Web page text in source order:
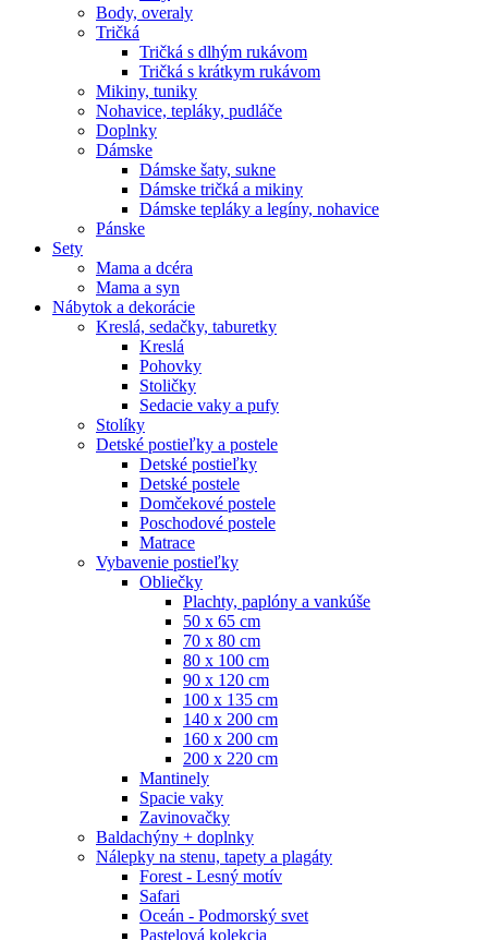
Body, overaly
Tričká
Tričká s dlhým rukávom
Tričká s krátkym rukávom
Mikiny, tuniky
Nohavice, tepláky, pudláče
Doplnky
Dámske
Dámske šaty, sukne
Dámske tričká a mikiny
Dámske tepláky a legíny, nohavice
Pánske
Sety
Mama a dcéra
Mama a syn
Nábytok a dekorácie
Kreslá, sedačky, taburetky
Kreslá
Pohovky
Stoličky
Sedacie vaky a pufy
Stolíky
Detské postieľky a postele
Detské postieľky
Detské postele
Domčekové postele
Poschodové postele
Matrace
Vybavenie postieľky
Obliečky
Plachty, paplóny a vankúše
50 x 65 cm
70 x 80 cm
80 x 100 cm
90 x 120 cm
100 x 135 cm
140 x 200 cm
160 x 200 cm
200 x 220 cm
Mantinely
Spacie vaky
Zavinovačky
Baldachýny + doplnky
Nálepky na stenu, tapety a plagáty
Forest - Lesný motív
Safari
Oceán - Podmorský svet
Pastelová kolekcia